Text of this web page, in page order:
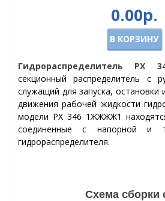
0.00р.
В КОРЗИНУ
Гидрораспределитель РХ
секционный распределитель с
служащий для запуска, остановки
движения рабочей жидкости
модели РХ 346 1ЖЖЖЖ1
соединенные с напорной и
гидрораспределителя.
Схема сборки